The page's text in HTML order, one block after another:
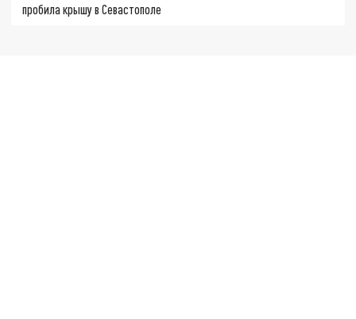
пробила крышу в Севастополе